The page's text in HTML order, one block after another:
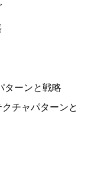
ーンと戦略
チャパターンと